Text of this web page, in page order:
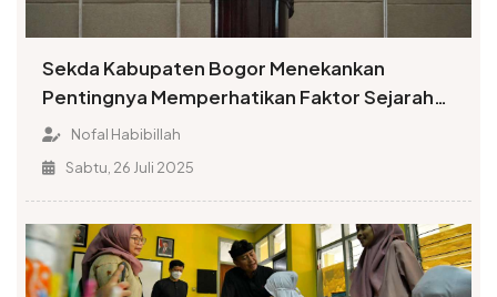
Sekda Kabupaten Bogor Menekankan
Pentingnya Memperhatikan Faktor Sejarah
dalam Penamaan Rupabumi
Nofal Habibillah
Sabtu, 26 Juli 2025